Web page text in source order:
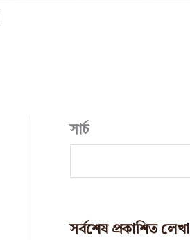
সার্চ
সর্বশেষ প্রকাশিত লেখা